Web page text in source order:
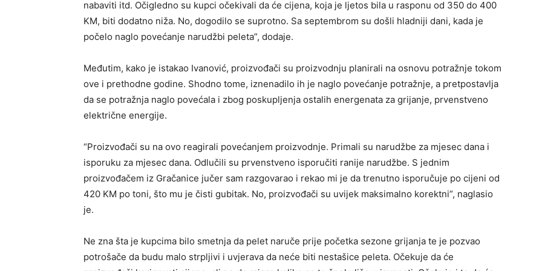
nabaviti itd. Očigledno su kupci očekivali da će cijena, koja je ljetos bila u rasponu od 350 do 400
KM, biti dodatno niža. No, dogodilo se suprotno. Sa septembrom su došli hladniji dani, kada je
počelo naglo povećanje narudžbi peleta”, dodaje.
Međutim, kako je istakao Ivanović, proizvođači su proizvodnju planirali na osnovu potražnje tokom
ove i prethodne godine. Shodno tome, iznenadilo ih je naglo povećanje potražnje, a pretpostavlja
da se potražnja naglo povećala i zbog poskupljenja ostalih energenata za grijanje, prvenstveno
električne energije.
“Proizvođači su na ovo reagirali povećanjem proizvodnje. Primali su narudžbe za mjesec dana i
isporuku za mjesec dana. Odlučili su prvenstveno isporučiti ranije narudžbe. S jednim
proizvođačem iz Gračanice jučer sam razgovarao i rekao mi je da trenutno isporučuje po cijeni od
420 KM po toni, što mu je čisti gubitak. No, proizvođači su uvijek maksimalno korektni”, naglasio
je.
Ne zna šta je kupcima bilo smetnja da pelet naruče prije početka sezone grijanja te je pozvao
potrošače da budu malo strpljivi i uvjerava da neće biti nestašice peleta. Očekuje da će